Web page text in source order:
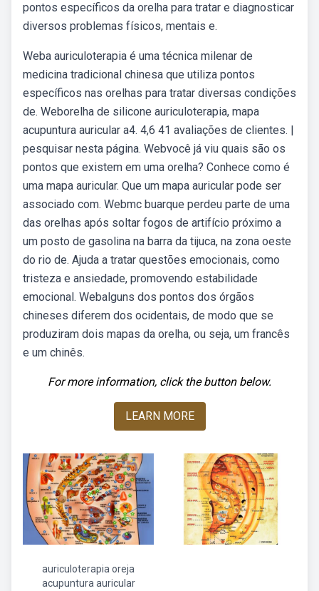
pontos específicos da orelha para tratar e diagnosticar
diversos problemas físicos, mentais e.
Weba auriculoterapia é uma técnica milenar de
medicina tradicional chinesa que utiliza pontos
específicos nas orelhas para tratar diversas condições
de. Weborelha de silicone auriculoterapia, mapa
acupuntura auricular a4. 4,6 41 avaliações de clientes. |
pesquisar nesta página. Webvocê já viu quais são os
pontos que existem em uma orelha? Conhece como é
uma mapa auricular. Que um mapa auricular pode ser
associado com. Webmc buarque perdeu parte de uma
das orelhas após soltar fogos de artifício próximo a
um posto de gasolina na barra da tijuca, na zona oeste
do rio de. Ajuda a tratar questões emocionais, como
tristeza e ansiedade, promovendo estabilidade
emocional. Webalguns dos pontos dos órgãos
chineses diferem dos ocidentais, de modo que se
produziram dois mapas da orelha, ou seja, um francês
e um chinês.
For more information, click the button below.
LEARN MORE
auriculoterapia oreja
acupuntura auricular